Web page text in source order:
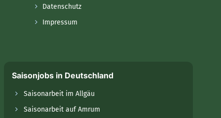
Datenschutz
Impressum
Saisonjobs in Deutschland
Saisonarbeit im Allgäu
Saisonarbeit auf Amrum